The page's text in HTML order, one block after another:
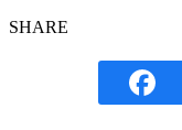
SHARE